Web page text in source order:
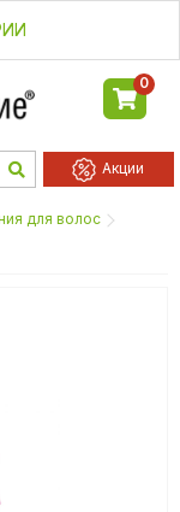
0
Акции
для волос